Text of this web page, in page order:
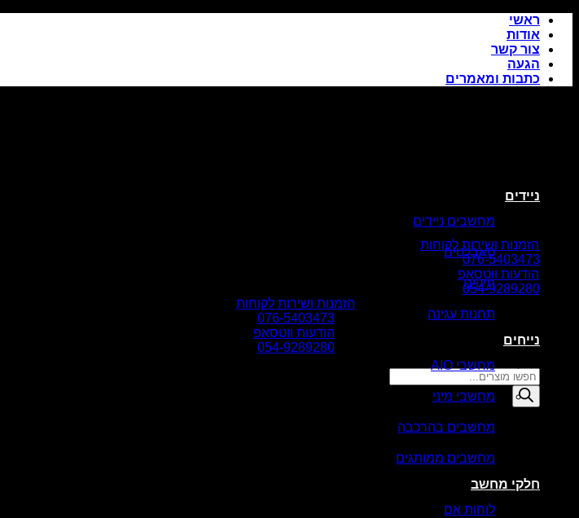
Skip
content
ראשי
אודות
צור קשר
הגעה
כתבות ומאמרים
הזמנות ושירות לקוחות
076-5403473
הודעות ווטסאפ
054-9289280
הזמנות ושירות לקוחות
076-5403473
הודעות ווטסאפ
054-9289280
Products
search
סל קניות
ניידים
מחשבים ניידים
טאבלטים
תיקים
תחנות עגינה
נייחים
מחשבי AIO
מחשבי מיני
מחשבים בהרכבה
מחשבים ממותגים
חלקי מחשב
לוחות אם